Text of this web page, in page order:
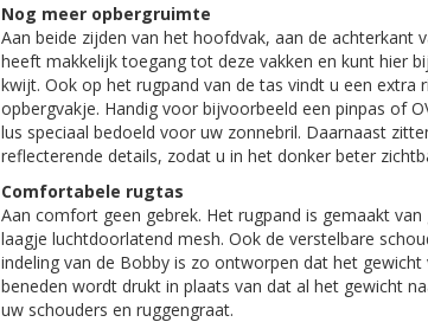
Nog meer opbergruimte
Aan beide zijden van het hoofdvak, aan de achterkant
heeft makkelijk toegang tot deze vakken en kunt hier
kwijt. Ook op het rugpand van de tas vindt u een extra
opbergvakje. Handig voor bijvoorbeeld een pinpas of
lus speciaal bedoeld voor uw zonnebril. Daarnaast
reflecterende details, zodat u in het donker beter
Comfortabele rugtas
Aan comfort geen gebrek. Het rugpand is gemaakt
laagje luchtdoorlatend mesh. Ook de verstelbare
indeling van de Bobby is zo ontworpen dat het
beneden wordt drukt in plaats van dat al het gewicht
uw schouders en ruggengraat.